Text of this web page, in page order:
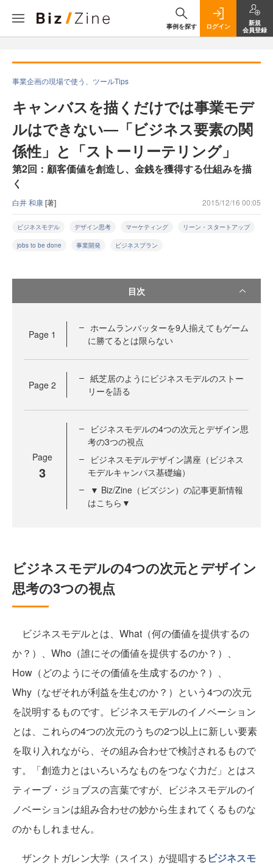
事例を探す ログイン
新規
会員登録
事業企画の現場で使う、ツールTips
キャンバスを描くだけでは事業モデ
ルはできない―「ビジネス要素の関
係性」と「ストーリーテリング」
第2回：顧客価値を創造し、金銭を獲得する仕組みを描
く
白井 和康[著] 2015/12/16 00:05
ビジネスモデル デザイン思考 マーケティング リーン・スタートアップ
jobs to be done 事業開発 ビジネスプラン
目次
Page 1
ホームランバッターを9人揃えてもゲーム
に勝てるとは限らない
Page 2
紙芝居のようにビジネスモデルのストー
リーを語る
Page
3
ビジネスモデルの4つの次元とデザイン思
考の3つの視点
ビジネスモデルデザイン講座（ビジネス
モデルキャンバス基礎編）
▼ Biz/Zine（ビズジン）の記事更新情報
はこちら▼
ビジネスモデルの4つの次元とデザイン
思考の3つの視点
ビジネスモデルとは、What（何の価値を提供するの
か？）、Who（誰にその価値を提供するのか？）、
How（どのようにその価値を生成するのか？）、
Why（なぜそれが利益を生むのか？）という4つの次元
を説明するものです。ビジネスモデルのイノベーション
とは、これらの4つの次元のうちの2つ以上に新しい要素
を取り入れながら、その組み合わせで検討されるもので
す。「創造力とはいろいろなものをつなぐ力だ」とはス
ティーブ・ジョブスの言葉ですが、ビジネスモデルのイ
ノベーションは組み合わせの妙から生まれてくるものな
のかもしれません。
ザンクトガレン大学（スイス）が提唱する ビジネスモ